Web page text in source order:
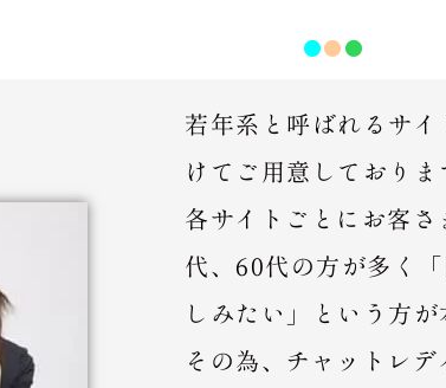
●● ●
若年系と呼ばれるサ
けてご用意しておりま
各サイトごとにお客
代、60代の方が多く
しみたい」という方
その為、チャットレ